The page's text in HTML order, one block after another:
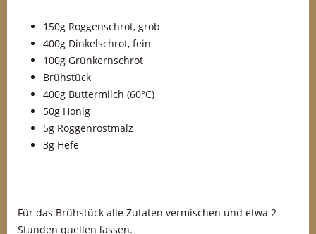
150g Roggenschrot, grob
400g Dinkelschrot, fein
100g Grünkernschrot
Brühstück
400g Buttermilch (60°C)
50g Honig
5g Roggenröstmalz
3g Hefe
Für das Brühstück alle Zutaten vermischen und etwa 2
Stunden quellen lassen.